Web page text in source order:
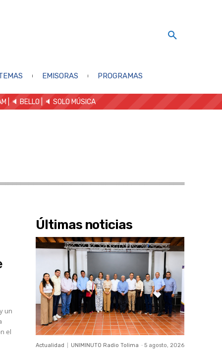
EMISORAS PROGRAMAS
| 🔈 BELLO 🔈 SOLO MÚSICA
el
Últimas noticias
Actualidad UNIMINUTO Radio Tolima - 5 agosto, 2026